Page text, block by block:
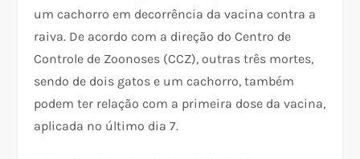
um cachorro em decorrência da vacina contra a
raiva. De acordo com a direção do Centro de
Controle de Zoonoses (CCZ), outras três mortes,
sendo de dois gatos e um cachorro, também
podem ter relação com a primeira dose da vacina,
aplicada no último dia 7.